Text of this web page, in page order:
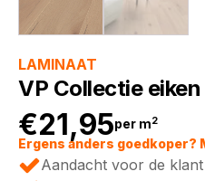
LAMINAAT
VP Collectie
€21,95per m2
Ergens anders goedkoper?
Aandacht voor de klant